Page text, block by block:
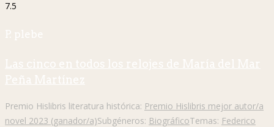
7.5
P. plebe
Las cinco en todos los relojes de María del Mar
Peña Martínez
Premio Hislibris literatura histórica: Premio Hislibris mejor autor/a
novel 2023 (ganador/a)Subgéneros: BiográficoTemas: Federico